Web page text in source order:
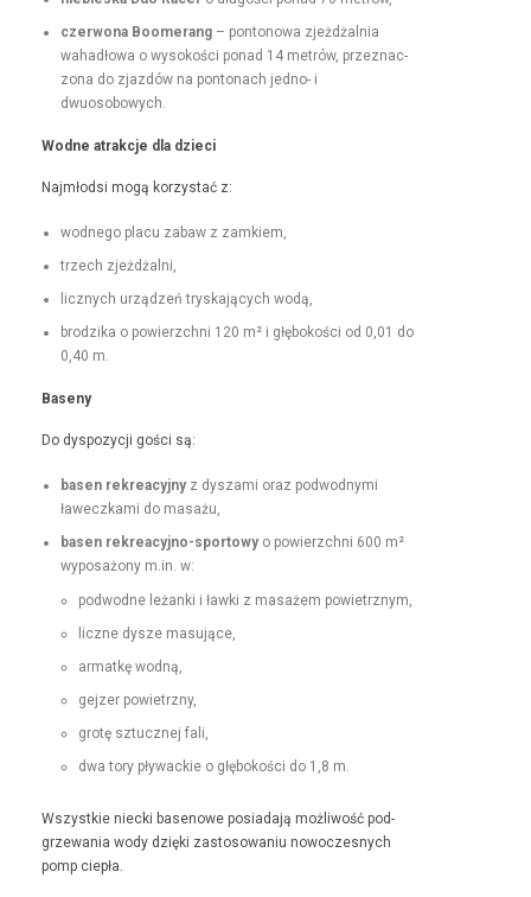
czer­wona Boomerang– pontonowa zjeżdżal­nia
wahadłowa o wysokoś­ci pon­ad 14 metrów, przez­nac­
zona do zjazdów na pon­tonach jed­no- i
dwuosobowych.
Wodne atrakc­je dla dzieci
Najmłod­si mogą korzys­tać z:
wod­nego placu zabaw z zamkiem,
trzech zjeżdżal­ni,
licznych urządzeń tryska­ją­cych wodą,
brodzi­ka o powierzch­ni 120 m² i głębokoś­ci od 0,01 do
0,40 m.
Base­ny
Do dys­pozy­cji goś­ci są:
basen rekrea­cyjnyz dysza­mi oraz pod­wod­ny­mi
ławeczka­mi do masażu,
basen rekrea­cyjno-sportowyo powierzch­ni 600 m²
wyposażony m.in. w:
pod­wodne leżan­ki i ław­ki z masażem powietrznym,
liczne dysze masujące,
armatkę wod­ną,
gejz­er powietrzny,
grotę sztucznej fali,
dwa tory pływack­ie o głębokoś­ci do 1,8 m.
Wszys­tkie niec­ki basenowe posi­ada­ją możli­wość pod­
grze­wa­nia wody dzię­ki zas­tosowa­niu nowoczes­nych
pomp ciepła.